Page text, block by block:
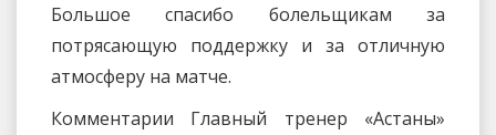
Большое спасибо болельщикам за
потрясающую поддержку и за отличную
атмосферу на матче.
Комментарии Главный тренер «Астаны»